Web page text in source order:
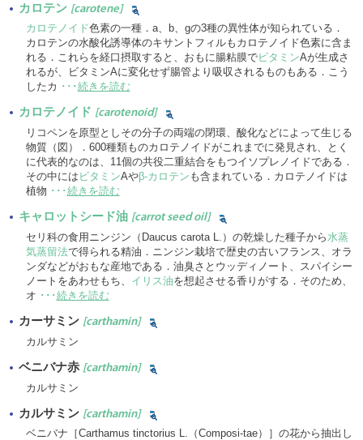
カロテン [carotene]
カロテノイド色素の一種．a、b、gの3種の異性体が知られている．
カロテンの水酸化誘導体のキサントフィルもカロテノイド色素に含ま
れる．これらを経口摂取すると、おもに腸粘膜でビタミンAが生成さ
れるが、ビタミンAに変化せず腸管より吸収されるものもある．こう
したカ ･･･ 続きを読む
カロテノイド [carotenoid]
リコペンを原型としその分子の両端の閉環、酸化などによって生じる
物質（図）．600種類ものカロテノイドがこれまでに発見され、とく
に代表的なのは、11個の共役二重結合をもつイソプレノイドである．
その中には ビタミンAやβ-カロテン も含まれている．カロテノイドは
植物 ･･･ 続きを読む
キャロットシード油 [carrot seed oil]
セリ科の食用ニンジン（Daucus carota L.）の乾燥した種子から 水蒸
気蒸留法で得られる精油．ニンジン栽培で歴史の古いフランス、オラ
ンダなどがおもな産地である．油臭さとウッディノート、スパイシー
ノートをあわせもち、 イリス油を想起させる香りがする．そのため、
オ ･･･ 続きを読む
カーサミン [carthamin]
カルサミン
ベニバナ赤 [carthamin]
カルサミン
カルサミン [carthamin]
ベニバナ［Carthamus tinctorius L.（Composi-tae）］の花から抽出し